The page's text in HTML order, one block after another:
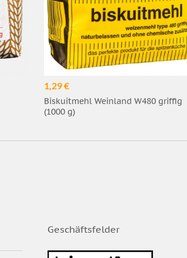
1,29 €
Biskuitmehl Weinland W480 griffig
(1000 g)
Geschäftsfelder